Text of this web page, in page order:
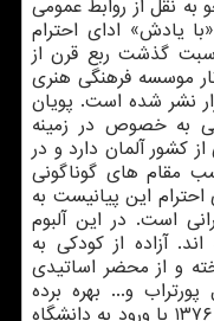
نقل از روابط عمومی
یادش» ادای احترام
گذشت ربع قرن از
موسسه فرهنگی هنری
نشر شده است. پویان
به خصوص در زمینه
كشور آلمان دارد و در
مقام های گوناگونی
این پیانیست به
است. در این آلبوم
آزاده از كودكی به
و از محضر اساتیدی
و... بهره برده